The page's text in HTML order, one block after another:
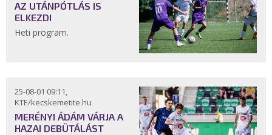
AZ UTÁNPÓTLÁS IS
ELKEZDI
Heti program.
25-08-01 09:11,
KTE/kecskemetite.hu
MERÉNYI ÁDÁM VÁRJA A
HAZAI DEBÜTÁLÁST